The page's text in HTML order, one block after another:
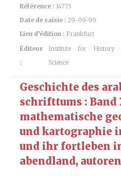
Référence : 14775
Date de saisie : 29-09-99
Lieu d’édition : Frankfurt
Éditeur
:
Institute for History
Science
Geschichte des
schrifttums : Band
mathematische
und kartographie
und ihr fortleben
abendland, autoren